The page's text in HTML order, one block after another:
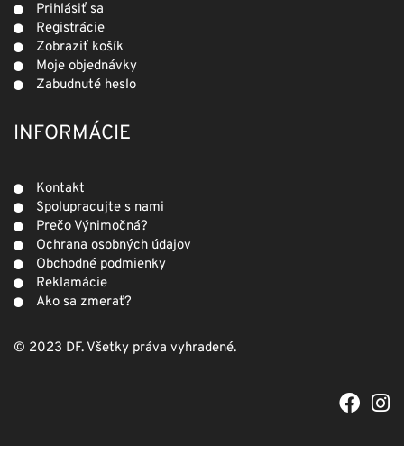
Prihlásiť sa
Registrácie
Zobraziť košík
Moje objednávky
Zabudnuté heslo
INFORMÁCIE
Kontakt
Spolupracujte s nami
Prečo Výnimočná?
Ochrana osobných údajov
Obchodné podmienky
Reklamácie
Ako sa zmerať?
© 2023 DF. Všetky práva vyhradené.
F
a
e
I
n
t